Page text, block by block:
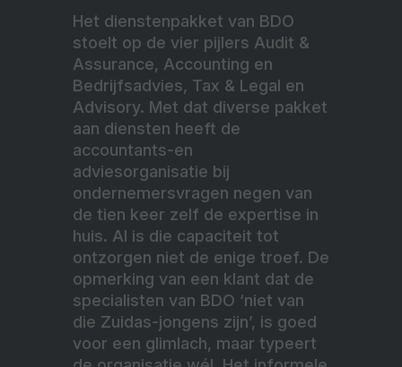
Het dienstenpakket van BDO
stoelt op de vier pijlers Audit &
Assurance, Accounting en
Bedrijfsadvies, Tax & Legal en
Advisory. Met dat diverse pakket
aan diensten heeft de
accountants-en
adviesorganisatie bij
ondernemersvragen negen van
de tien keer zelf de expertise in
huis. Al is die capaciteit tot
ontzorgen niet de enige troef. De
opmerking van een klant dat de
specialisten van BDO ‘niet van
die Zuidas-jongens zijn’, is goed
voor een glimlach, maar typeert